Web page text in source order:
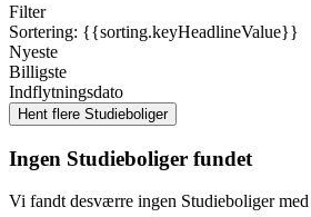
Filter
Sortering: {{sorting.keyHeadlineValue}}
Nyeste
Billigste
Indflytningsdato
Ingen Studieboliger fundet
Vi fandt desværre ingen Studieboliger